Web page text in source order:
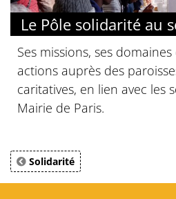
Le Pôle solidarité au
Ses missions, ses
actions auprès des
caritatives, en lien avec les
Mairie de Paris.
Solidarité